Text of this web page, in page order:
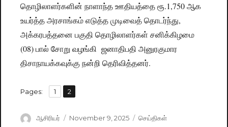
தொழிலாளர்களின் நாளாந்த ஊதியத்தை ரூ.1,750 ஆக
உயர்த்த அரசாங்கம் எடுத்த முடிவைத் தொடர்ந்து,
அக்கரபத்தனை பகுதி தொழிலாளர்கள் சனிக்கிழமை
(08) பால் சோறு வழங்கி ஜனாதிபதி அனுரகுமார
திசாநாயக்கவுக்கு நன்றி தெரிவித்தனர்.
Pages: Page
1 ,
Page
2
Author
ஆசிரியர்
Posted
November 9, 2025 Categories
செய்திகள்